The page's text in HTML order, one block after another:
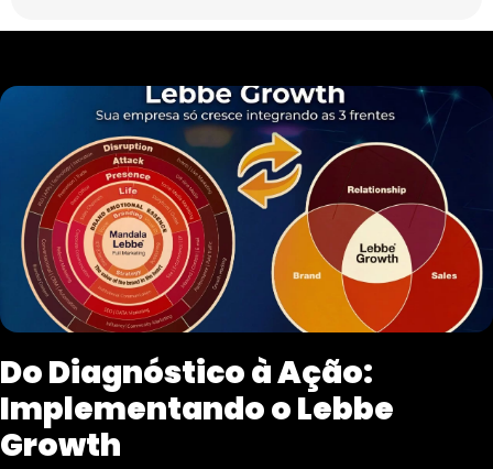
Do Diagnóstico à Ação:
Implementando o Lebbe
Growth